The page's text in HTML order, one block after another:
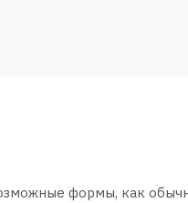
формы, как